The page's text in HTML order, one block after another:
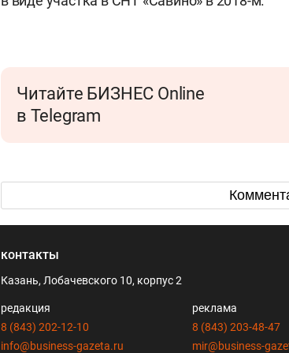
Читайте БИЗНЕС Online
в Telegram
контакты
Казань, Лобачевского 10, корпус 2
редакция
8 (843) 202-12-10
info@business-gazeta.ru
реклама
8 (843) 203-48-47
mir@business-